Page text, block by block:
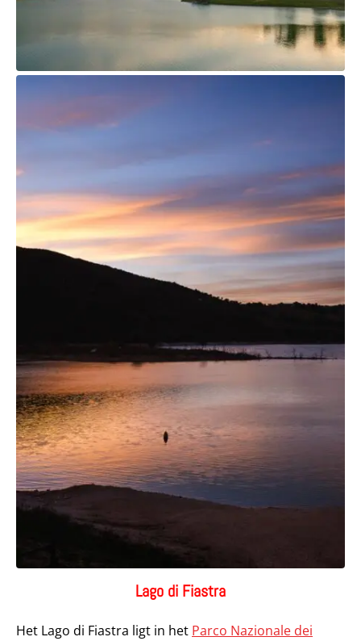
Lago di Fiastra
Het Lago di Fiastra ligt in het Parco Nazionale dei